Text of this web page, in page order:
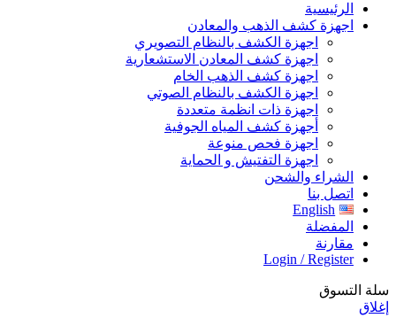
الرئيسية
اجهزة كشف الذهب والمعادن
اجهزة الكشف بالنظام التصويري
اجهزة كشف المعادن الاستشعارية
اجهزة كشف الذهب الخام
اجهزة الكشف بالنظام الصوتي
اجهزة ذات انظمة متعددة
أجهزة كشف المياه الجوفية
اجهزة فحص منوعة
اجهزة التفتيش و الحماية
الشراء والشحن
اتصل بنا
English
المفضلة
مقارنة
Login / Register
سلة التسوق
إغلاق